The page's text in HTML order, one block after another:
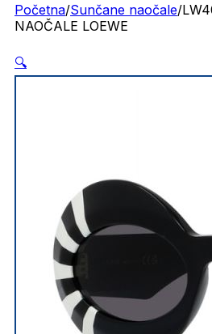
Početna/Sunčane naočale/
NAOČALE LOEWE
🔍